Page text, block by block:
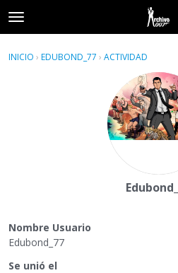
t
o
gAcceder · Registrarse
INICIO › EDUBOND_77 › ACTIVIDAD
Nombre Usuario
Edubond_77
Se unió el